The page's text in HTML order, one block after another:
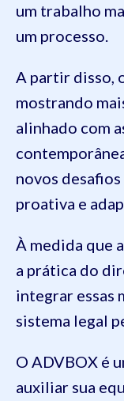
um trabalho
um processo.
A partir disso,
mostrando
alinhado com
novos
proativa e
À medida que
a prática do
integrar essas
sistema legal
O ADVBOX é
auxiliar sua